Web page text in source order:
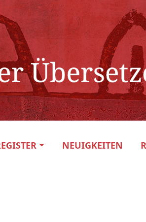
NEUIGKEITEN